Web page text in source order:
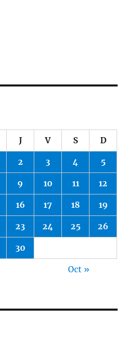
J V S D
2 3 4 5
9 10 11 12
16 17 18 19
23 24 25 26
30
Oct »